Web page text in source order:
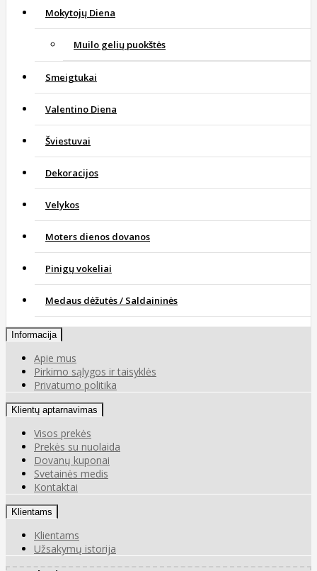
Mokytojų Diena
Muilo gelių puokštės
Smeigtukai
Valentino Diena
Šviestuvai
Dekoracijos
Velykos
Moters dienos dovanos
Pinigų vokeliai
Medaus dėžutės / Saldaininės
Informacija
Apie mus
Pirkimo sąlygos ir taisyklės
Privatumo politika
Klientų aptarnavimas
Visos prekės
Prekės su nuolaida
Dovanų kuponai
Svetainės medis
Kontaktai
Klientams
Klientams
Užsakymų istorija